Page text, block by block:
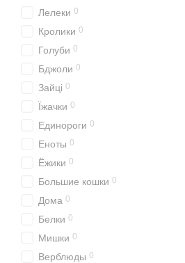
Лелеки 0
Кролики 0
Голуби 0
Бджоли 0
Зайці 0
Їжачки 0
Единороги 0
Еноты 0
Ёжики 0
Большие кошки 0
Дома 0
Белки 0
Мишки 0
Верблюды 0